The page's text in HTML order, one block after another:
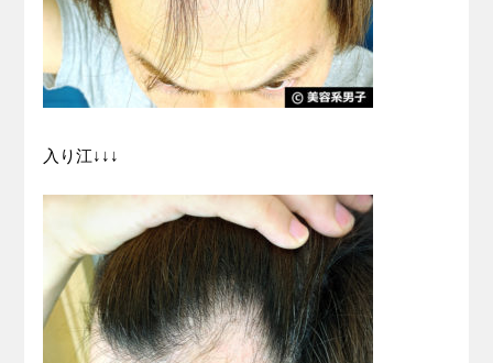
入り江↓↓↓